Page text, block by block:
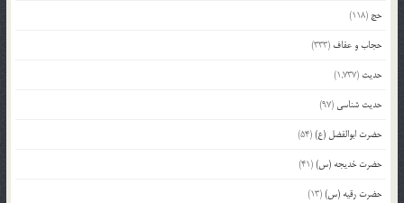
حج (118)
حجاب و عفاف (333)
حدیث (1,737)
حدیث شناسی (97)
حضرت ابوالفضل (ع)(54)
حضرت خدیجه (س)(41)
حضرت رقیه (س)(13)